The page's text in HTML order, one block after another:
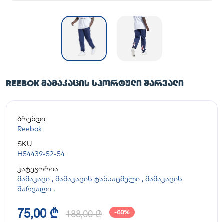
REEBOK ᲛᲐᲛᲐᲙᲐᲪᲘᲡ ᲡᲞᲝᲠᲢᲣᲚᲘ ᲨᲐᲠᲕᲐᲚᲘ
ბრენდი
Reebok
SKU
H54439-52-54
კატეგორია
მამაკაცი , მამაკაცის ტანსაცმელი , მამაკაცის
შარვალი ,
75,00 ₾ 188,00 ₾ -60%